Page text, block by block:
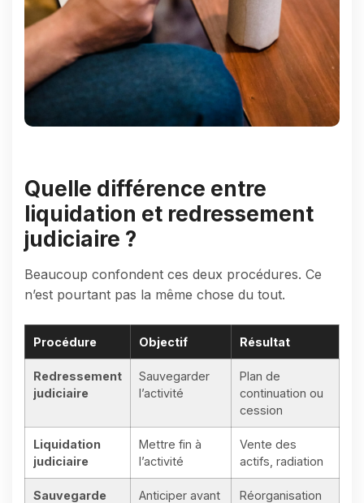
Quelle différence entre
liquidation et redressement
judiciaire ?
Beaucoup confondent ces deux procédures. Ce
n’est pourtant pas la même chose du tout.
Procédure Objectif Résultat
Redressement
judiciaire
Sauvegarder
l’activité
Plan de
continuation ou
cession
Liquidation
judiciaire
Mettre fin à
l’activité
Vente des
actifs, radiation
Sauvegarde
Anticiper avant
Réorganisation